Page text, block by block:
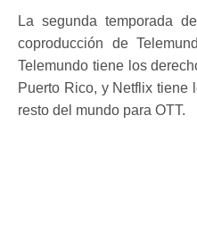
La segunda temporada
coproducción de
Telemundo tiene los
Puerto Rico, y Netflix tiene
resto del mundo para OTT.